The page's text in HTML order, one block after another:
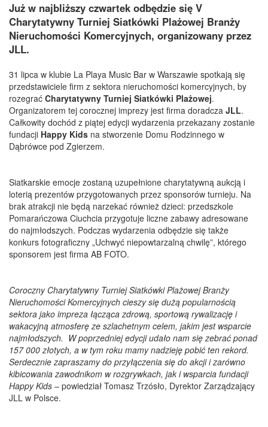
Już w najbliższy czwartek odbędzie się V
Charytatywny Turniej Siatkówki Plażowej Branży
Nieruchomości Komercyjnych, organizowany przez
JLL.
31 lipca w klubie La Playa Music Bar w Warszawie spotkają się
przedstawiciele firm z sektora nieruchomości komercyjnych, by
rozegrać Charytatywny Turniej Siatkówki Plażowej.
Organizatorem tej corocznej imprezy jest firma doradcza JLL.
Całkowity dochód z piątej edycji wydarzenia przekazany zostanie
fundacji Happy Kids na stworzenie Domu Rodzinnego w
Dąbrówce pod Zgierzem.
Siatkarskie emocje zostaną uzupełnione charytatywną aukcją i
loterią prezentów przygotowanych przez sponsorów turnieju. Na
brak atrakcji nie będą narzekać również dzieci: przedszkole
Pomarańczowa Ciuchcia przygotuje liczne zabawy adresowane
do najmłodszych. Podczas wydarzenia odbędzie się także
konkurs fotograficzny „Uchwyć niepowtarzalną chwilę”, którego
sponsorem jest firma AB FOTO.
Coroczny Charytatywny Turniej Siatkówki Plażowej Branży
Nieruchomości Komercyjnych cieszy się dużą popularnością
sektora jako impreza łącząca zdrową, sportową rywalizację i
wakacyjną atmosferę ze szlachetnym celem, jakim jest wsparcie
najmłodszych. W poprzedniej edycji udało nam się zebrać ponad
157 000 złotych, a w tym roku mamy nadzieję pobić ten rekord.
Serdecznie zapraszamy do przyłączenia się do akcji i zarówno
kibicowania zawodnikom w rozgrywkach, jak i wsparcia fundacji
Happy Kids – powiedział Tomasz Trzósło, Dyrektor Zarządzający
JLL w Polsce.